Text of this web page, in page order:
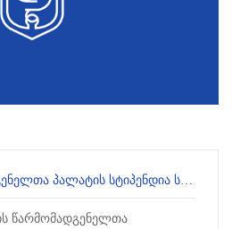
ᲑᲔᲠᲚᲘᲜᲘᲡ ᲬᲐᲠᲛᲝᲛᲐᲓᲒᲔᲜᲔᲚᲗᲐ ᲞᲐᲚᲐᲢᲘᲡ ᲡᲢᲘᲞᲔᲜᲓᲘᲐ ᲡᲐᲛᲐᲒᲘᲡᲢᲠᲝ ᲓᲐ ᲡᲐᲓᲝᲥᲢᲝᲠᲝ ᲞᲠᲝᲒᲠᲐᲛᲔᲑᲘᲡ ᲡᲢᲣᲓᲔᲜᲢᲔᲑᲘᲡᲗᲕᲘᲡ
წარმომადგენელთა